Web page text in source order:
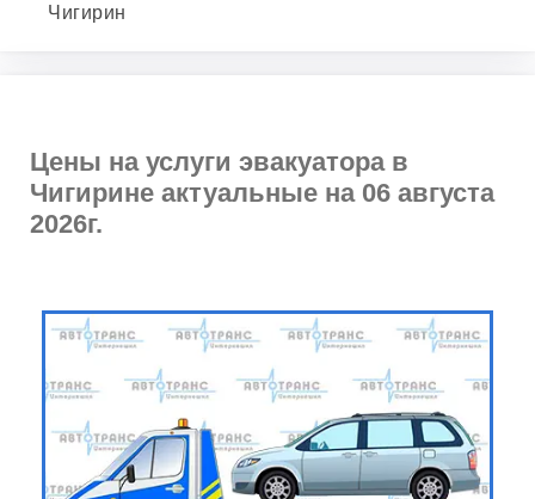
Чигирин
Цены на услуги эвакуатора в
Чигирине актуальные на 06 августа
2026г.